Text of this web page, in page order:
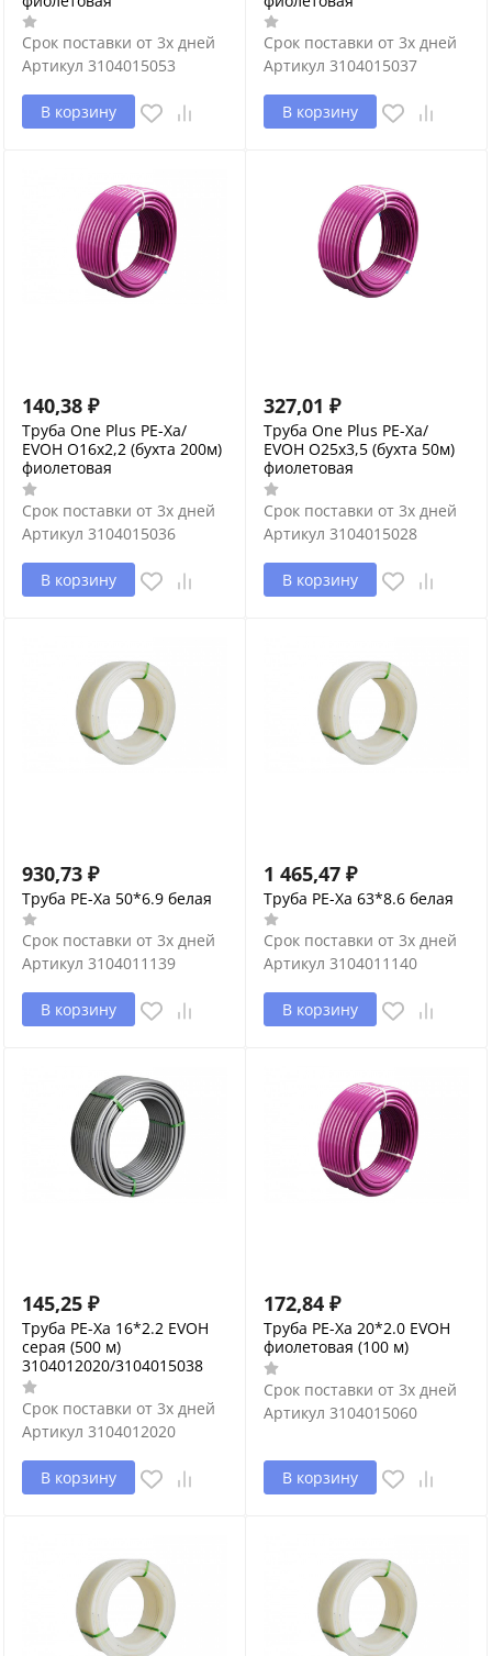
Срок поставки от 3х дней
Артикул 3104015053
В корзину
Срок поставки от 3х дней
Артикул 3104015037
В корзину
140,38 ₽
Труба One Plus PE-Xa/
EVOH O16х2,2 (бухта 200м)
фиолетовая
Срок поставки от 3х дней
Артикул 3104015036
В корзину
327,01 ₽
Труба One Plus PE-Xa/
EVOH O25х3,5 (бухта 50м)
фиолетовая
Срок поставки от 3х дней
Артикул 3104015028
В корзину
930,73 ₽
Труба PE-Xa 50*6.9 белая
Срок поставки от 3х дней
Артикул 3104011139
В корзину
1 465,47 ₽
Труба PE-Xa 63*8.6 белая
Срок поставки от 3х дней
Артикул 3104011140
В корзину
145,25 ₽
Труба PE-Xa 16*2.2 EVOH
серая (500 м)
3104012020/3104015038
Срок поставки от 3х дней
Артикул 3104012020
В корзину
172,84 ₽
Труба PE-Xa 20*2.0 EVOH
фиолетовая (100 м)
Срок поставки от 3х дней
Артикул 3104015060
В корзину